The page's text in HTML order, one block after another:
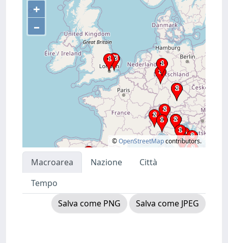
+
–
©OpenStreetMapcontributors.
Macroarea Nazione
Città
Tempo
Salva come PNG
Salva come JPEG